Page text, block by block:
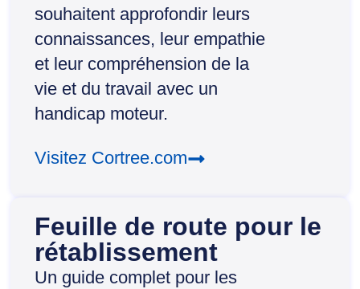
souhaitent approfondir leurs
connaissances, leur empathie
et leur compréhension de la
vie et du travail avec un
handicap moteur.
Visitez Cortree.com
Feuille de route pour le
rétablissement
Un guide complet pour les